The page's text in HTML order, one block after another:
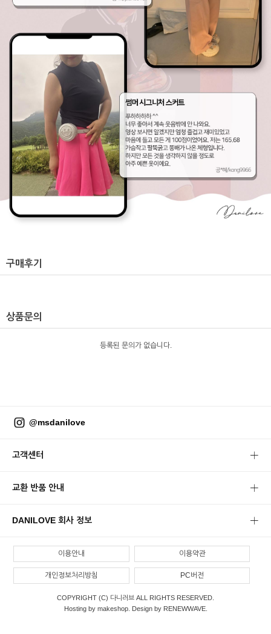
구매후기
상품문의
등록된 문의가 없습니다.
@msdanilove
고객센터
교환 반품 안내
DANILOVE 회사 정보
이용안내 이용약관
개인정보처리방침 PC버전
COPYRIGHT (C) 다니러브 ALL RIGHTS RESERVED.
Hosting by makeshop. Design by RENEWWAVE.